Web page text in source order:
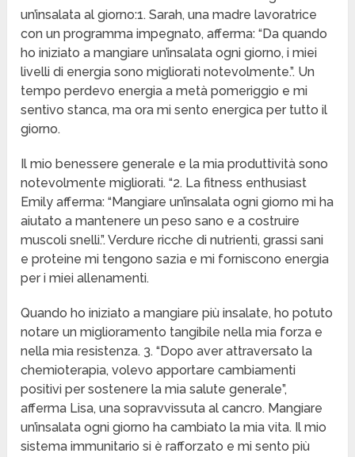
un’insalata al giorno:1. Sarah, una madre lavoratrice
con un programma impegnato, afferma: “Da quando
ho iniziato a mangiare un’insalata ogni giorno, i miei
livelli di energia sono migliorati notevolmente.”. Un
tempo perdevo energia a metà pomeriggio e mi
sentivo stanca, ma ora mi sento energica per tutto il
giorno.
Il mio benessere generale e la mia produttività sono
notevolmente migliorati. “2. La fitness enthusiast
Emily afferma: “Mangiare un’insalata ogni giorno mi ha
aiutato a mantenere un peso sano e a costruire
muscoli snelli.”. Verdure ricche di nutrienti, grassi sani
e proteine mi tengono sazia e mi forniscono energia
per i miei allenamenti.
Quando ho iniziato a mangiare più insalate, ho potuto
notare un miglioramento tangibile nella mia forza e
nella mia resistenza. 3. “Dopo aver attraversato la
chemioterapia, volevo apportare cambiamenti
positivi per sostenere la mia salute generale”,
afferma Lisa, una sopravvissuta al cancro. Mangiare
un’insalata ogni giorno ha cambiato la mia vita. Il mio
sistema immunitario si è rafforzato e mi sento più